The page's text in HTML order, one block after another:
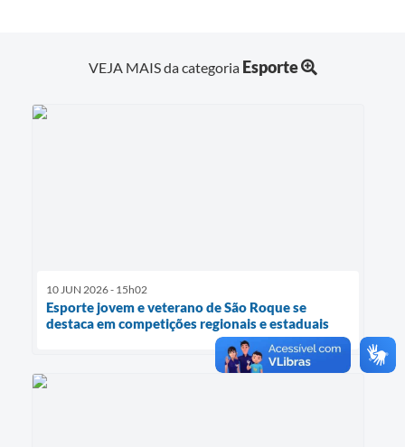
VEJA MAIS da categoria Esporte
10 JUN 2026 - 15h02
Esporte jovem e veterano de São Roque se
destaca em competições regionais e estaduais